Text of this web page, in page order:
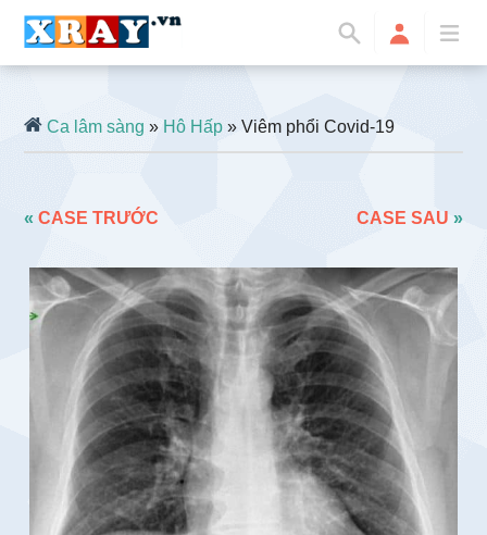
Ca lâm sàng » Hô Hấp » Viêm phổi Covid-19
«CASE TRƯỚC CASE SAU »